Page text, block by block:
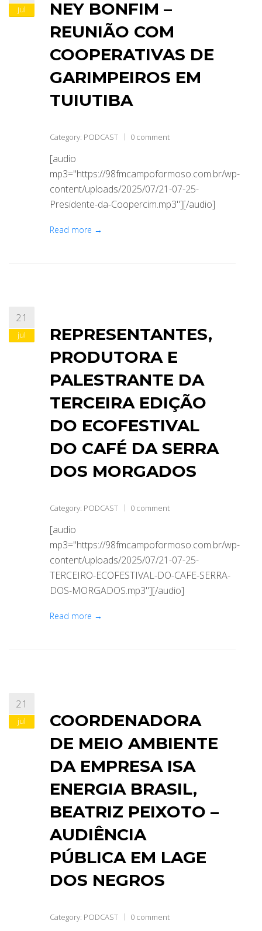
jul
NEY BONFIM –
REUNIÃO COM
COOPERATIVAS DE
GARIMPEIROS EM
TUIUTIBA
Category: PODCAST 0 comment
[audio
mp3="https://98fmcampoformoso.com.br/wp-
content/uploads/2025/07/21-07-25-
Presidente-da-Coopercim.mp3"][/audio]
Read more →
21
jul
REPRESENTANTES,
PRODUTORA E
PALESTRANTE DA
TERCEIRA EDIÇÃO
DO ECOFESTIVAL
DO CAFÉ DA SERRA
DOS MORGADOS
Category: PODCAST 0 comment
[audio
mp3="https://98fmcampoformoso.com.br/wp-
content/uploads/2025/07/21-07-25-
TERCEIRO-ECOFESTIVAL-DO-CAFE-SERRA-
DOS-MORGADOS.mp3"][/audio]
Read more →
21
jul
COORDENADORA
DE MEIO AMBIENTE
DA EMPRESA ISA
ENERGIA BRASIL,
BEATRIZ PEIXOTO –
AUDIÊNCIA
PÚBLICA EM LAGE
DOS NEGROS
Category: PODCAST 0 comment